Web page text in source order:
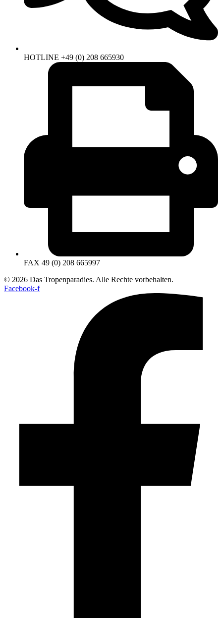
HOTLINE +49 (0) 208 665930
FAX 49 (0) 208 665997
© 2026 Das Tropenparadies. Alle Rechte vorbehalten.
Facebook-f